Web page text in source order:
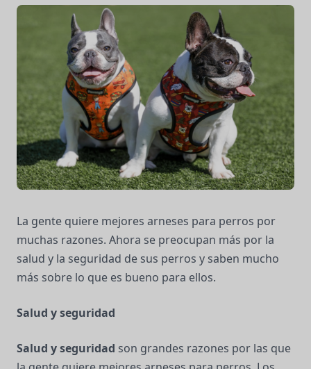
La gente quiere mejores arneses para perros por
muchas razones. Ahora se preocupan más por la
salud y la seguridad de sus perros y saben mucho
más sobre lo que es bueno para ellos.
Salud y seguridad
Salud y seguridad son grandes razones por las que